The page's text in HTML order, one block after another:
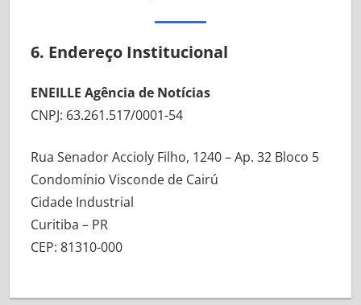
6. Endereço Institucional
ENEILLE Agência de Notícias
CNPJ: 63.261.517/0001-54
Rua Senador Accioly Filho, 1240 – Ap. 32 Bloco 5
Condomínio Visconde de Cairú
Cidade Industrial
Curitiba – PR
CEP: 81310-000